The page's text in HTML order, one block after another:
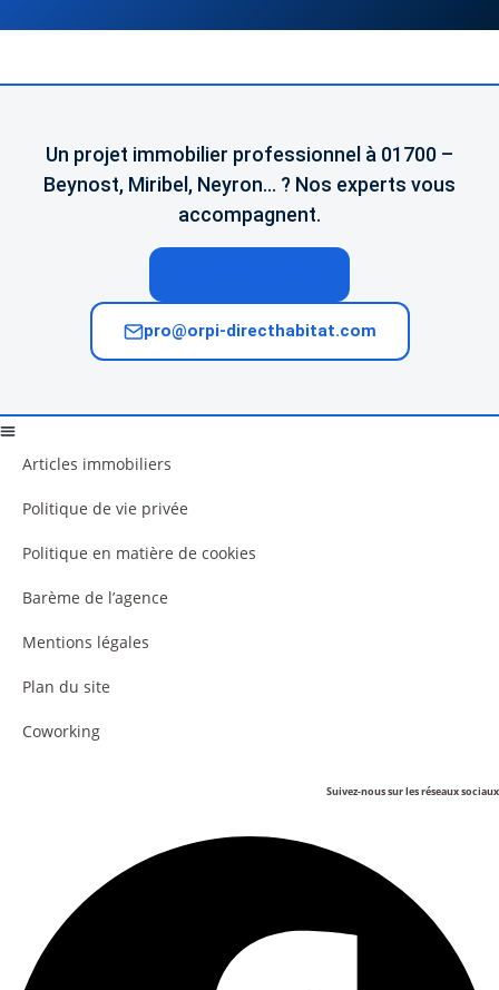
Un projet immobilier professionnel à 01700 –
Beynost, Miribel, Neyron… ? Nos experts vous
accompagnent.
pro@orpi-directhabitat.com
Articles immobiliers
Politique de vie privée
Politique en matière de cookies
Barème de l’agence
Mentions légales
Plan du site
Coworking
Suivez-nous sur les réseaux sociaux